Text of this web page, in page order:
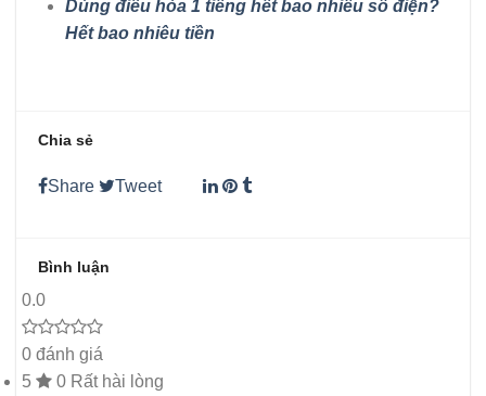
Dùng điều hòa 1 tiếng hết bao nhiêu số điện?
Hết bao nhiêu tiền
Chia sẻ
Share Tweet
Bình luận
0.0
0 đánh giá
5
0 Rất hài lòng